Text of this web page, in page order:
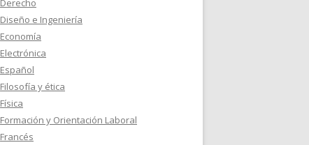
Derecho
Diseño e Ingeniería
Economía
Electrónica
Español
Filosofía y ética
Física
Formación y Orientación Laboral
Francés